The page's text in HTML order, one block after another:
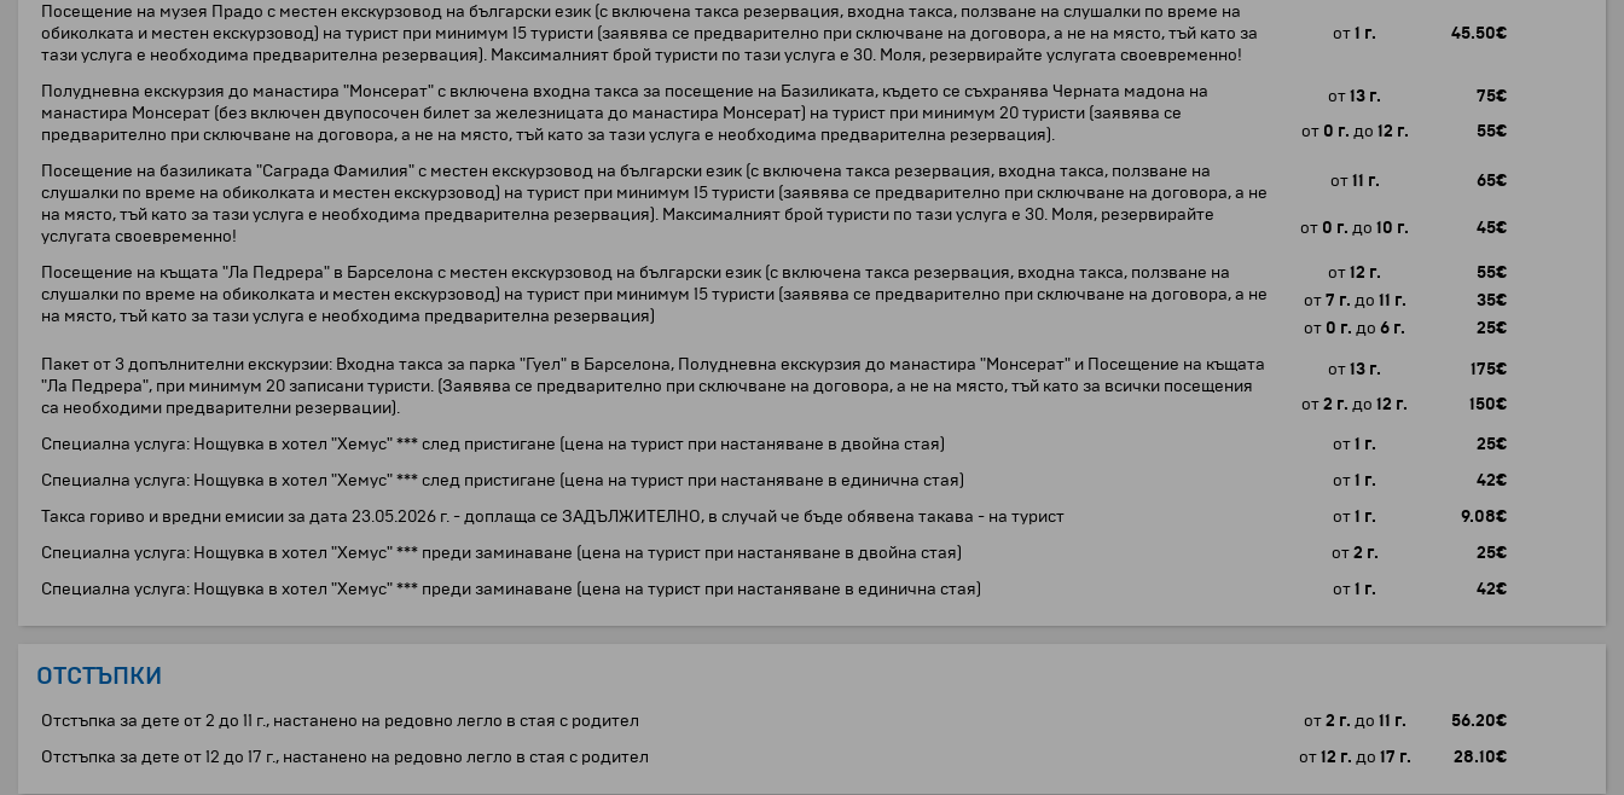
Посещение на музея Прадо с местен екскурзовод на български език (с включена такса резервация, входна такса, ползване на слушалки по време на
обиколката и местен екскурзовод) на турист при минимум 15 туристи (заявява се предварително при сключване на договора, а не на място, тъй като за
тази услуга е необходима предварителна резервация). Максималният брой туристи по тази услуга е 30. Моля, резервирайте услугата своевременно!
от1 г. 45.50€
Полудневна екскурзия до манастира "Монсерат" с включена входна такса за посещение на Базиликата, където се съхранява Черната мадона на
манастира Монсерат (без включен двупосочен билет за железницата до манастира Монсерат) на турист при минимум 20 туристи (заявява се
предварително при сключване на договора, а не на място, тъй като за тази услуга е необходима предварителна резервация).
от13 г. 75€
от 0 г. до 12 г. 55€
Посещение на базиликата "Саграда Фамилия" с местен екскурзовод на български език (с включена такса резервация, входна такса, ползване на
слушалки по време на обиколката и местен екскурзовод) на турист при минимум 15 туристи (заявява се предварително при сключване на договора, а не
на място, тъй като за тази услуга е необходима предварителна резервация). Максималният брой туристи по тази услуга е 30. Моля, резервирайте
услугата своевременно!
от11 г. 65€
от 0 г. до10 г. 45€
Посещение на къщата "Ла Педрера" в Барселона с местен екскурзовод на български език (с включена такса резервация, входна такса, ползване на
слушалки по време на обиколката и местен екскурзовод) на турист при минимум 15 туристи (заявява се предварително при сключване на договора, а не
на място, тъй като за тази услуга е необходима предварителна резервация)
от12 г. 55€
от7 г. до 11 г. 35€
от 0 г. до6 г. 25€
Пакет от 3 допълнителни екскурзии: Входна такса за парка "Гуел" в Барселона, Полудневна екскурзия до манастира "Монсерат" и Посещение на къщата
"Ла Педрера", при минимум 20 записани туристи. (Заявява се предварително при сключване на договора, а не на място, тъй като за всички посещения
са необходими предварителни резервации).
от13 г. 175€
от2 г. до12 г. 150€
Специална услуга: Нощувка в хотел "Хемус" *** след пристигане (цена на турист при настаняване в двойна стая)
от1 г. 25€
Специална услуга: Нощувка в хотел "Хемус" *** след пристигане (цена на турист при настаняване в единична стая)
от1 г. 42€
Такса гориво и вредни емисии за дата 23.05.2026 г. - доплаща се ЗАДЪЛЖИТЕЛНО, в случай че бъде обявена такава - на турист
от1 г. 9.08€
Специална услуга: Нощувка в хотел "Хемус" *** преди заминаване (цена на турист при настаняване в двойна стая)
от2 г. 25€
Специална услуга: Нощувка в хотел "Хемус" *** преди заминаване (цена на турист при настаняване в единична стая)
от1 г. 42€
ОТСТЪПКИ
Отстъпка за дете от 2 до 11 г., настанено на редовно легло в стая с родител от2 г. до 11 г. 56.20€
Отстъпка за дете от 12 до 17 г., настанено на редовно легло в стая с родител
от12 г. до 17 г. 28.10€